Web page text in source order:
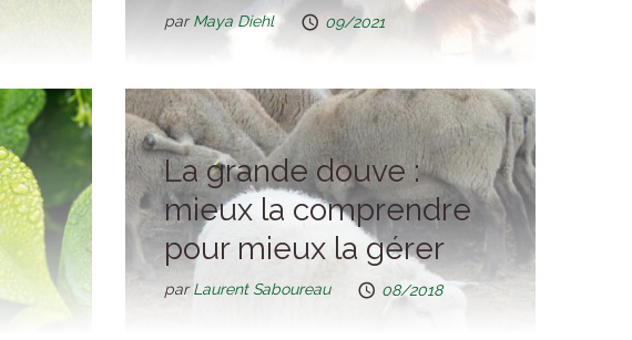
parMaya Diehl 09/2021
La grande douve :
mieux la comprendre
pour mieux la gérer
parLaurent Saboureau 08/2018